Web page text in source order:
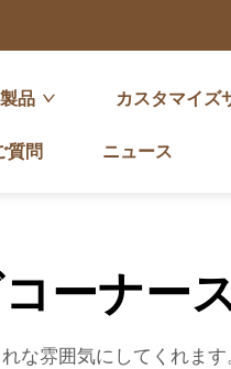
製品 カスタマイズ
質問 ニュース
ーナー
な雰囲気にしてくれま